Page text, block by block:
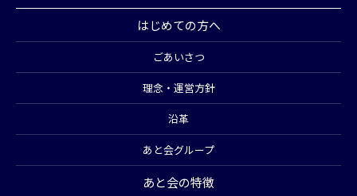
はじめての方へ
ごあいさつ
理念・運営方針
沿革
あと会グループ
あと会の特徴